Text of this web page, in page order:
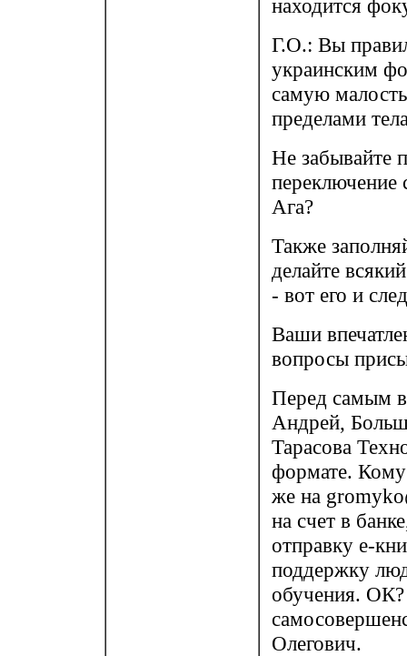
находится
Г.О.: Вы
украинским
самую
пределами
Не забывайте
переключение
Ага?
Также
делайте
- вот его и
Ваши
вопросы
Перед самым
Андрей,
Тарасова
формате. Кому
же на
на счет в
отправку е-
поддержку
обучения. ОК?
Олегович.